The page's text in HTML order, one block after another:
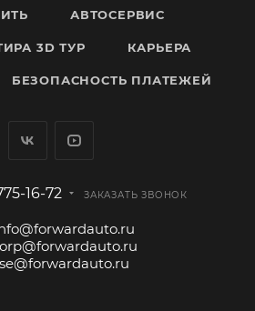
АВТОСЕРВИС
3D ТУР КАРЬЕРА
БЕЗОПАСНОСТЬ ПЛАТЕЖЕЙ
16-72 ЗАКАЗАТЬ ЗВОНОК
se@forwardauto.ru